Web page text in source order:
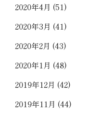
2020年4月 (51)
2020年3月 (41)
2020年2月 (43)
2020年1月 (48)
2019年12月 (42)
2019年11月 (44)